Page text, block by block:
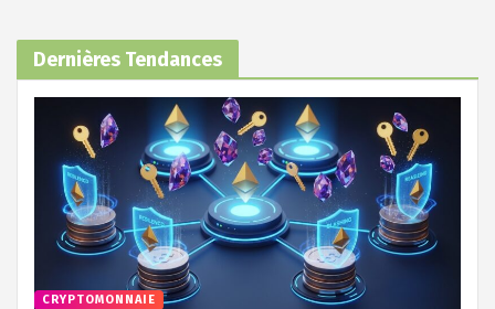
Dernières Tendances
CRYPTOMONNAIE